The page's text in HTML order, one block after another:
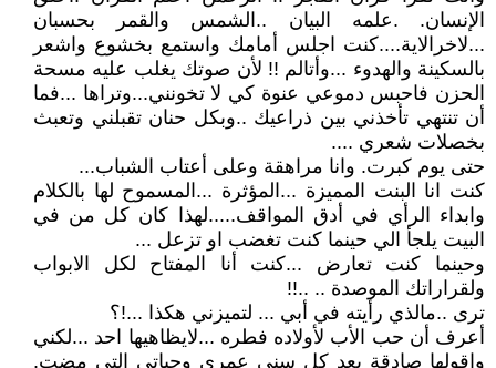
الإنسان. .علمه البيان ..الشمس والقمر بحسبان
...لاخرالاية....كنت اجلس أمامك واستمع بخشوع واشعر
بالسكينة والهدوء ...وأتالم !! لأن صوتك يغلب عليه مسحة
الحزن فاحبس دموعي عنوة كي لا تخونني...وتراها ...فما
أن تنتهي تأخذني بين ذراعيك ..وبكل حنان تقبلني وتعبث
بخصلات شعري ....
حتى يوم كبرت. وانا مراهقة وعلى أعتاب الشباب...
كنت انا البنت المميزة ...المؤثرة ...المسموح لها بالكلام
وابداء الرأي في أدق المواقف.....لهذا كان كل من في
البيت يلجأ الي حينما كنت تغضب او تزعل ...
وحينما كنت تعارض ...كنت أنا المفتاح لكل الابواب
ولقراراتك الموصدة .. ..!!
ترى ..مالذي رأيته في أبي ... لتميزني هكذا ...!؟
أعرف أن حب الأب لأولاده فطره ...لايظاهيها احد ...لكني
واقولها صادقة بعد كل سني عمري وحياتي التي مضت.